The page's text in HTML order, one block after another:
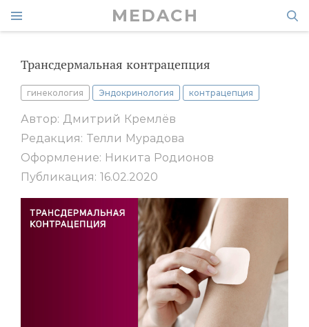
MEDACH
Трансдермальная контрацепция
гинекология Эндокринология контрацепция
Автор: Дмитрий Кремлёв
Редакция: Телли Мурадова
Оформление: Никита Родионов
Публикация: 16.02.2020